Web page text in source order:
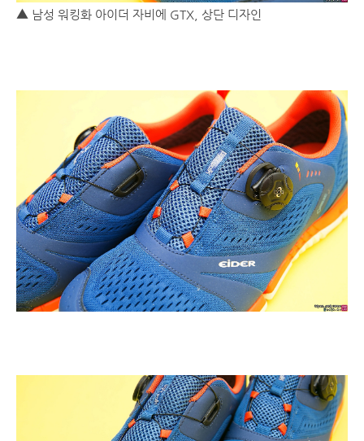
▲ 남성 워킹화 아이더 자비에 GTX, 상단 디자인